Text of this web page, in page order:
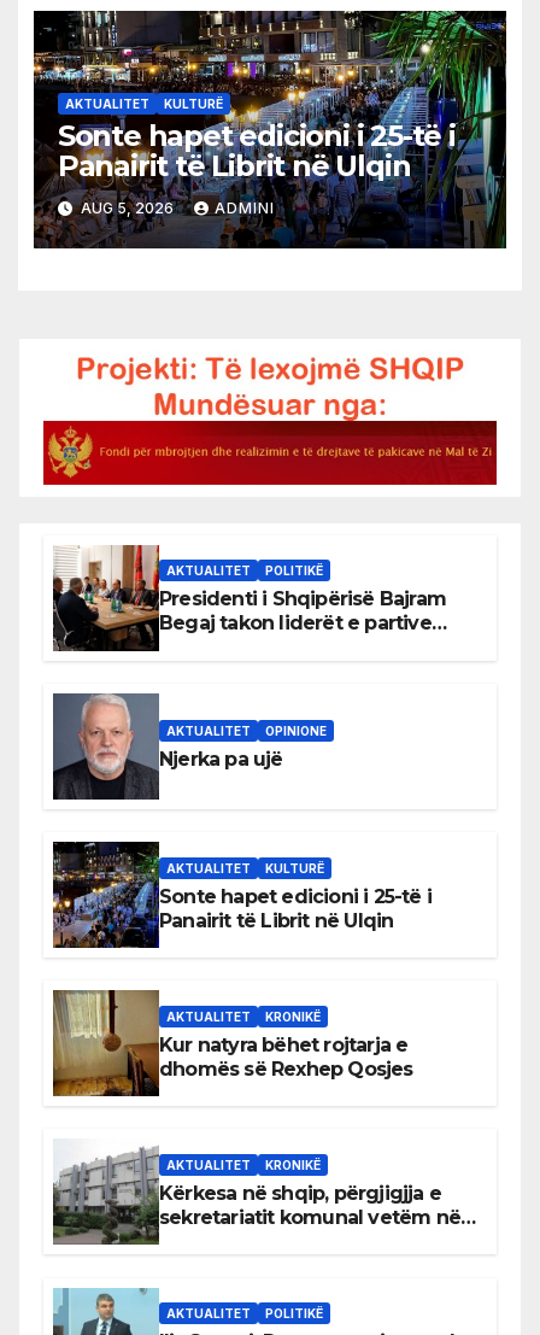
AKTUALITET KULTURË
Sonte hapet edicioni i 25-të i
Panairit të Librit në Ulqin
AUG 5, 2026 ADMINI
AKTUALITET POLITIKË
Presidenti i Shqipërisë Bajram
Begaj takon liderët e partive
AKTUALITET OPINIONE
Njerka pa ujë
AKTUALITET KULTURË
Sonte hapet edicioni i 25-të i
Panairit të Librit në Ulqin
AKTUALITET KRONIKË
Kur natyra bëhet rojtarja e
dhomës së Rexhep Qosjes
AKTUALITET KRONIKË
Kërkesa në shqip, përgjigjja e
sekretariatit komunal vetëm në
AKTUALITET POLITIKË